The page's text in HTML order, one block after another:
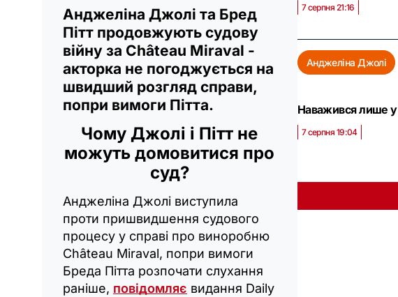
Анджеліна Джолі та Бред
Пітт продовжують судову
війну за Château Miraval -
акторка не погоджується на
швидший розгляд справи,
попри вимоги Пітта.
Чому Джолі і Пітт не
можуть домовитися про
суд?
Анджеліна Джолі виступила
проти пришвидшення судового
процесу у справі про виноробню
Château Miraval, попри вимоги
Бреда Пітта розпочати слухання
раніше, повідомляє видання Daily
7 серпня 21:16
Анджеліна Джолі
Наважився лише у
7 серпня 19:04